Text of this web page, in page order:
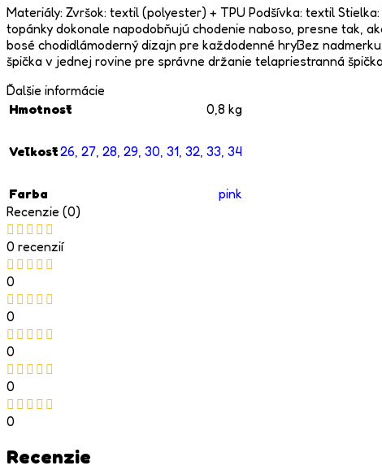
Materiály: Zvršok: textil (polyester) + TPU Podšívka: textil
topánky dokonale napodobňujú chodenie naboso, presne tak,
bosé chodidlámoderný dizajn pre každodenné hryBez
špička v jednej rovine pre správne držanie telapriestranná
Ďalšie informácie
Hmotnosť
0,8 kg
Veľkosť26 27 28 29 30 31 32 33 34
Farba
pink
Recenzie (0)
0 recenzií
0
0
0
0
0
Recenzie